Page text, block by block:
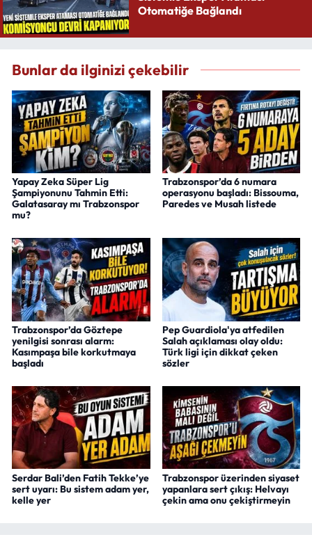
Otomatiğe Bağlandı
Bunlar da ilginizi çekebilir
Yapay Zeka Süper Lig
Şampiyonunu Tahmin Etti:
Galatasaray mı Trabzonspor
mu?
Trabzonspor’da 6 numara
operasyonu başladı: Bissouma,
Paredes ve Musah listede
Trabzonspor’da Göztepe
yenilgisi sonrası alarm:
Kasımpaşa bile korkutmaya
başladı
Pep Guardiola'ya atfedilen
Salah açıklaması olay oldu:
Türk ligi için dikkat çeken
sözler
Serdar Bali’den Fatih Tekke’ye
sert uyarı: Bu sistem adam yer,
kelle yer
Trabzonspor üzerinden siyaset
yapanlara sert çıkış: Helvayı
çekin ama onu çekiştirmeyin